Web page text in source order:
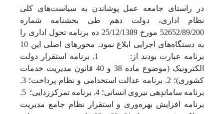
در راستای جامعه عمل پوشاندن به سیاست‌های کلی
نظام اداری، دولت دهم طی بخشنامه شماره
52652/89/200 مورخ 25/12/1389 ده برنامه تحول اداری را
به دستگاه‌های اجرایی ابلاغ نمود. محورهای اصلی این 10
برنامه عبارت بودند از:
1. برنامه استقرار دولت
الکترونیک (موضوع ماده ‌38 و 40 قانون مدیریت خدمات
کشوری)؛ 2. برنامه عدالت استخدامی و نظام پرداخت؛ 3.
برنامه ساماندِهی نیروی انسانی؛ 4. برنامه تمرکززدایی؛
5.
برنامه افزایش بهره‌وری و استقرار نظام جامع مدیریت